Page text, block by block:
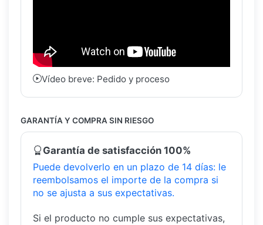
Vídeo breve: Pedido y proceso
GARANTÍA Y COMPRA SIN RIESGO
Garantía de satisfacción 100%
Puede devolverlo en un plazo de 14 días: le
reembolsamos el importe de la compra si
no se ajusta a sus expectativas.
Si el producto no cumple sus expectativas,